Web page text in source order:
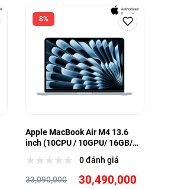
8%
Apple MacBook Air M4 13.6
inch (10CPU / 10GPU/ 16GB/
0 đánh giá
33,090,000
30,490,000